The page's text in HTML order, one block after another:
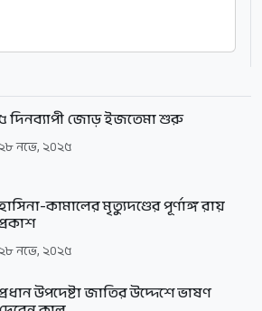
দিনব্যাপী জোড় ইজতেমা শুরু
২৮ নভে, ২০২৫
কামালের মৃত্যুদণ্ডের পূর্ণাঙ্গ রায়
২৮ নভে, ২০২৫
উপদেষ্টা জাতির উদ্দেশে ভাষণ